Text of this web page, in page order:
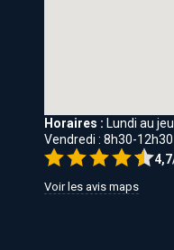
Horaires : Lundi au
Vendredi : 8h30-12h30
Voir les avis maps